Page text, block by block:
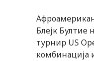
Блејк Бултие
турнир US
комбинација